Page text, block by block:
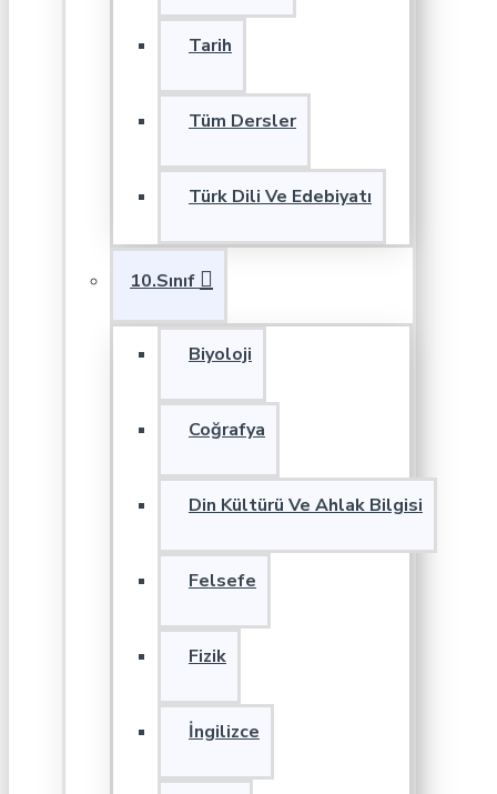
Tarih
Tüm Dersler
Türk Dili Ve Edebiyatı
10.Sınıf
Biyoloji
Coğrafya
Din Kültürü Ve Ahlak Bilgisi
Felsefe
Fizik
İngilizce